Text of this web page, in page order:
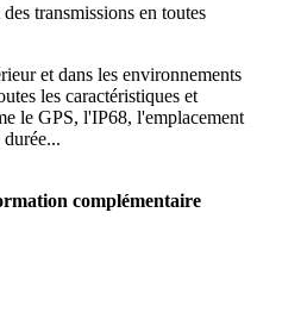
transmissions en toutes
et dans les environnements
les caractéristiques et
le GPS, l'IP68, l'emplacement
complémentaire